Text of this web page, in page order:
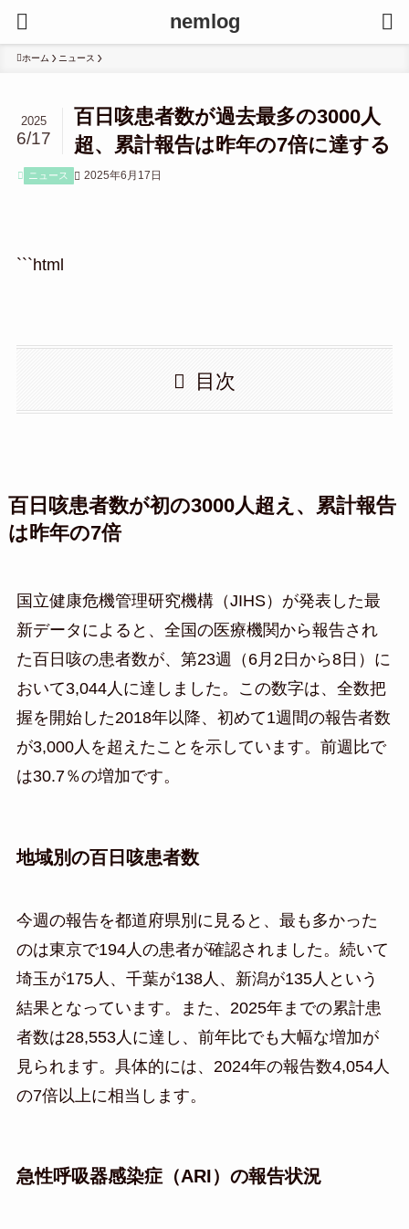
nemlog
ホーム ニュース
百日咳患者数が過去最多の3000人
超、累計報告は昨年の7倍に達する
2025
6/17
ニュース 2025年6月17日
```html
目次
百日咳患者数が初の3000人超え、累計報告
は昨年の7倍
国立健康危機管理研究機構（JIHS）が発表した最
新データによると、全国の医療機関から報告され
た百日咳の患者数が、第23週（6月2日から8日）に
おいて3,044人に達しました。この数字は、全数把
握を開始した2018年以降、初めて1週間の報告者数
が3,000人を超えたことを示しています。前週比で
は30.7％の増加です。
地域別の百日咳患者数
今週の報告を都道府県別に見ると、最も多かった
のは東京で194人の患者が確認されました。続いて
埼玉が175人、千葉が138人、新潟が135人という
結果となっています。また、2025年までの累計患
者数は28,553人に達し、前年比でも大幅な増加が
見られます。具体的には、2024年の報告数4,054人
の7倍以上に相当します。
急性呼吸器感染症（ARI）の報告状況